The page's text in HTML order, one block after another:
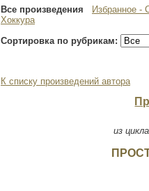
Все произведения
Избранное -
Хоккура
Сортировка по рубрикам:
К списку произведений автора
из